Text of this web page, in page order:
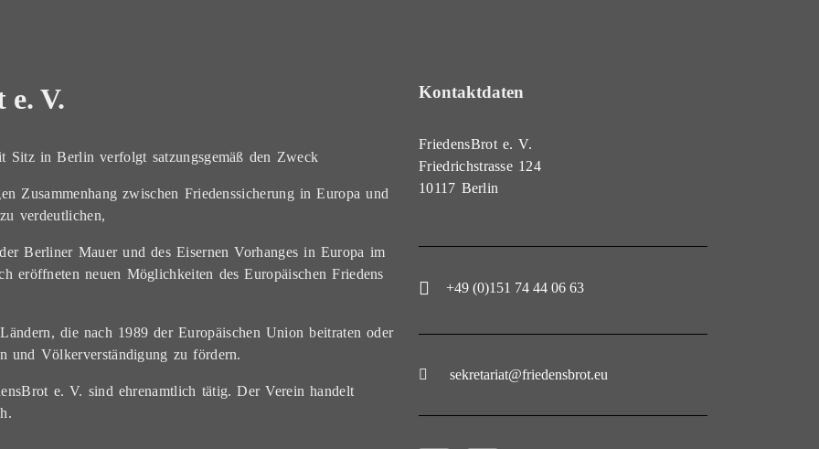
e. V.
Sitz in Berlin verfolgt satzungsgemäß den Zweck
Zusammenhang zwischen Friedenssicherung in Europa und
verdeutlichen,
Berliner Mauer und des Eisernen Vorhanges in Europa im
eröffneten neuen Möglichkeiten des Europäischen Friedens
die nach 1989 der Europäischen Union beitraten oder
und Völkerverständigung zu fördern.
e. V. sind ehrenamtlich tätig. Der Verein handelt
Kontaktdaten
FriedensBrot e. V.
Friedrichstrasse 124
10117 Berlin
+49 (0)151 74 44 06 63
sekretariat@friedensbrot.eu